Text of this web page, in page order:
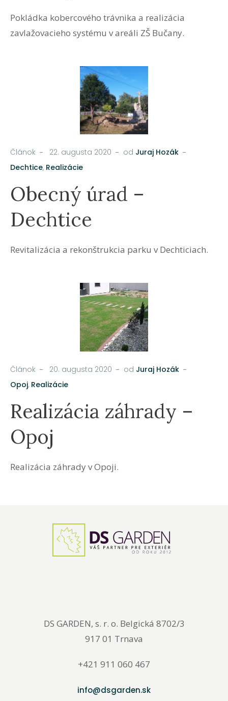
Pokládka kobercového trávnika a realizácia
zavlažovacieho systému v areáli ZŠ Bučany.
Článok 22. augusta 2020 od Juraj Hozák
Dechtice, Realizácie
Obecný úrad –
Dechtice
Revitalizácia a rekonštrukcia parku v Dechticiach.
Článok 20. augusta 2020 od Juraj Hozák
Opoj, Realizácie
Realizácia záhrady –
Opoj
Realizácia záhrady v Opoji.
DS GARDEN, s. r. o. Belgická 8702/3
917 01 Trnava
+421 911 060 467
info@dsgarden.sk